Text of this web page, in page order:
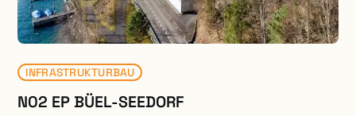
INFRASTRUKTURBAU
N02 EP BÜEL-SEEDORF